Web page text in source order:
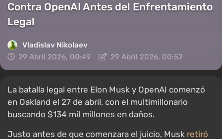
Contra OpenAI Antes del Enfrentamiento
Legal
Vladislav Nikolaev
29 Abril 2026, 00:49
29 Abril 2026, 00:52
La batalla legal entre Elon Musk y OpenAI comenzó
en Oakland el 27 de abril, con el multimillonario
buscando $134 mil millones en daños.
Justo antes de que comenzara el juicio, Musk retiró